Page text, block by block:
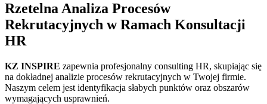
Rzetelna Analiza Procesów
Rekrutacyjnych w Ramach Konsultacji
HR
KZ INSPIRE zapewnia profesjonalny consulting HR, skupiając się
na dokładnej analizie procesów rekrutacyjnych w Twojej firmie.
Naszym celem jest identyfikacja słabych punktów oraz obszarów
wymagających usprawnień.